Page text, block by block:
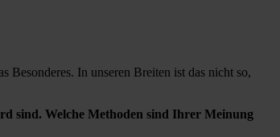
Besonderes. In unseren Breiten ist das nicht so,
sind. Welche Methoden sind Ihrer Meinung